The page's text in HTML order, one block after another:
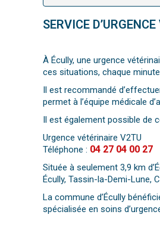
SERVICE
À Écully, une urgence
ces situations, chaque
Il est recommandé
permet à l’équipe médicale
Il est également possible de
Urgence vétérinaire V2TU
Téléphone : 04 27 04 00 27
Située à seulement 3,9 km
Écully, Tassin-la-Demi-Lune,
La commune d’Écully
spécialisée en soins